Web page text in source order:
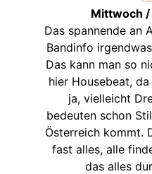
Mittwoch
Das spannende an
Bandinfo
Das kann man so
hier Housebeat,
ja, vielleicht
bedeuten schon
Österreich kommt.
fast alles, alle
das alles